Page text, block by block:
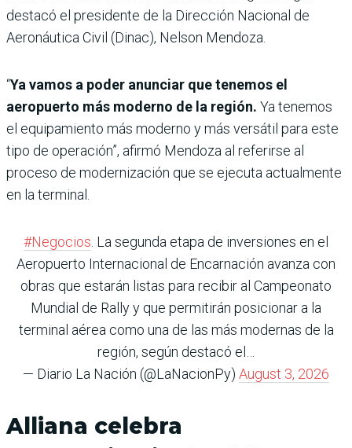
destacó el presidente de la Dirección Nacional de
Aeronáutica Civil (Dinac), Nelson Mendoza.
“Ya vamos a poder anunciar que tenemos el
aeropuerto más moderno de la región. Ya tenemos
el equipamiento más moderno y más versátil para este
tipo de operación”, afirmó Mendoza al referirse al
proceso de modernización que se ejecuta actualmente
en la terminal.
#Negocios . La segunda etapa de inversiones en el
Aeropuerto Internacional de Encarnación avanza con
obras que estarán listas para recibir al Campeonato
Mundial de Rally y que permitirán posicionar a la
terminal aérea como una de las más modernas de la
región, según destacó el…
— Diario La Nación (@LaNacionPy) August 3, 2026
Alliana celebra